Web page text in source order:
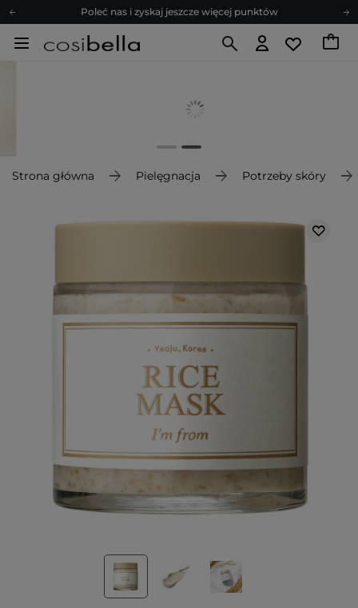
Poleć nas i zyskaj jeszcze więcej punktów
Zapisz się na newsletter pełen porad
Poleć nas i zyskaj jeszcze więcej punktów
Strona główna Pielęgnacja Potrzeby skóry